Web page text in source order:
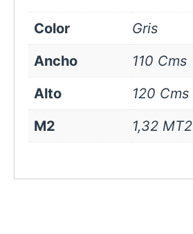
Color
Gris
Ancho
110 Cms
Alto
120 Cms
M2
1,32 MT2